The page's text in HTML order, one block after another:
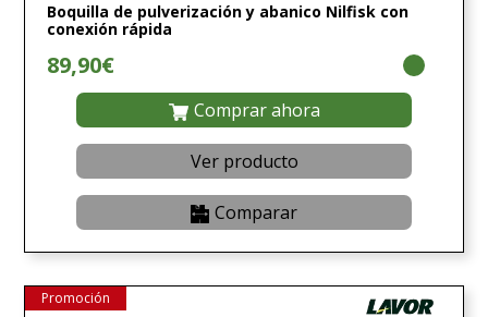
Boquilla de pulverización y abanico Nilfisk con
conexión rápida
89,90€
Comprar ahora
Ver producto
Comparar
Promoción